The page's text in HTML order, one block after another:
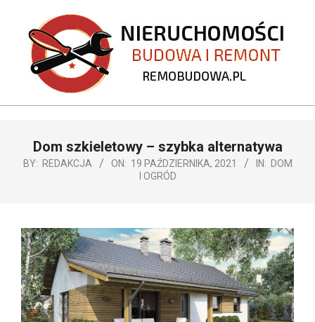
content
REMOBUDOWA.PL
Navigation
Menu
Dom szkieletowy – szybka alternatywa
BY: REDAKCJA ON: 19 PAŹDZIERNIKA, 2021 IN: DOM
I OGRÓD